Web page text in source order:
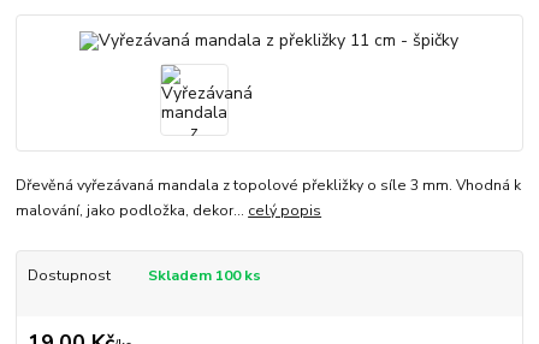
Dřevěná vyřezávaná mandala z topolové překližky o síle 3 mm. Vhodná k
malování, jako podložka, dekor... celý popis
Dostupnost Skladem 100 ks